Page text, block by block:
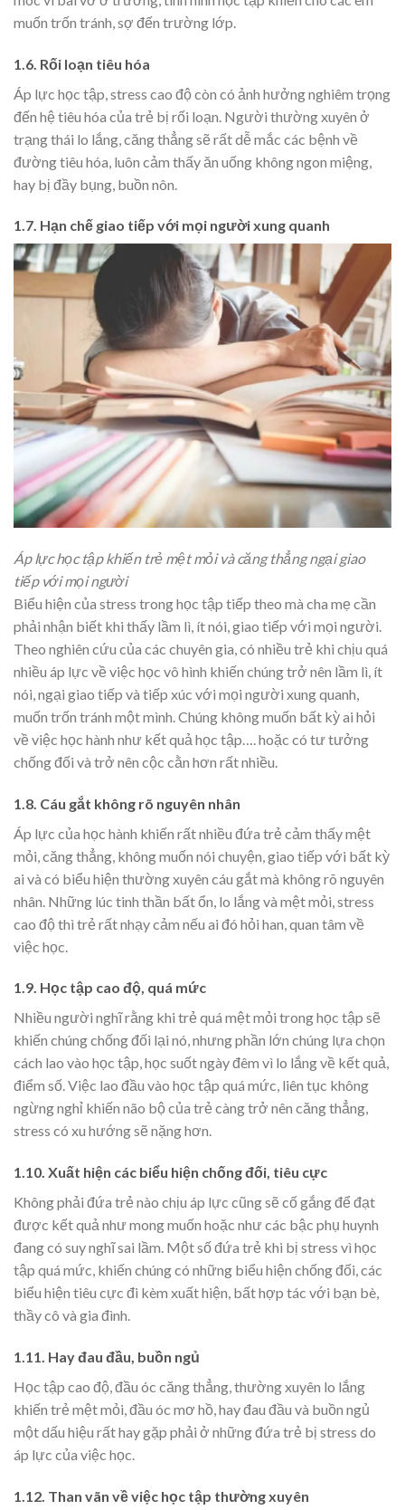
muốn trốn tránh, sợ đến trường lớp.
1.6. Rối loạn tiêu hóa
Áp lực học tập, stress cao độ còn có ảnh hưởng nghiêm trọng
đến hệ tiêu hóa của trẻ bị rối loạn. Người thường xuyên ở
trạng thái lo lắng, căng thẳng sẽ rất dễ mắc các bệnh về
đường tiêu hóa, luôn cảm thấy ăn uống không ngon miệng,
hay bị đầy bụng, buồn nôn.
1.7. Hạn chế giao tiếp với mọi người xung quanh
Áp lực học tập khiến trẻ mệt mỏi và căng thẳng ngại giao
tiếp với mọi người
Biểu hiện của stress trong học tập tiếp theo mà cha mẹ cần
phải nhận biết khi thấy lầm lì, ít nói, giao tiếp với mọi người.
Theo nghiên cứu của các chuyên gia, có nhiều trẻ khi chịu quá
nhiều áp lực về việc học vô hình khiến chúng trở nên lầm lì, ít
nói, ngại giao tiếp và tiếp xúc với mọi người xung quanh,
muốn trốn tránh một mình. Chúng không muốn bất kỳ ai hỏi
về việc học hành như kết quả học tập…. hoặc có tư tưởng
chống đối và trở nên cộc cằn hơn rất nhiều.
1.8. Cáu gắt không rõ nguyên nhân
Áp lực của học hành khiến rất nhiều đứa trẻ cảm thấy mệt
mỏi, căng thẳng, không muốn nói chuyện, giao tiếp với bất kỳ
ai và có biểu hiện thường xuyên cáu gắt mà không rõ nguyên
nhân. Những lúc tinh thần bất ổn, lo lắng và mệt mỏi, stress
cao độ thì trẻ rất nhạy cảm nếu ai đó hỏi han, quan tâm về
việc học.
1.9. Học tập cao độ, quá mức
Nhiều người nghĩ rằng khi trẻ quá mệt mỏi trong học tập sẽ
khiến chúng chống đối lại nó, nhưng phần lớn chúng lựa chọn
cách lao vào học tập, học suốt ngày đêm vì lo lắng về kết quả,
điểm số. Việc lao đầu vào học tập quá mức, liên tục không
ngừng nghỉ khiến não bộ của trẻ càng trở nên căng thẳng,
stress có xu hướng sẽ nặng hơn.
1.10. Xuất hiện các biểu hiện chống đối, tiêu cực
Không phải đứa trẻ nào chịu áp lực cũng sẽ cố gắng để đạt
được kết quả như mong muốn hoặc như các bậc phụ huynh
đang có suy nghĩ sai lầm. Một số đứa trẻ khi bị stress vì học
tập quá mức, khiến chúng có những biểu hiện chống đối, các
biểu hiện tiêu cực đi kèm xuất hiện, bất hợp tác với bạn bè,
thầy cô và gia đình.
1.11. Hay đau đầu, buồn ngủ
Học tập cao độ, đầu óc căng thẳng, thường xuyên lo lắng
khiến trẻ mệt mỏi, đầu óc mơ hồ, hay đau đầu và buồn ngủ
một dấu hiệu rất hay gặp phải ở những đứa trẻ bị stress do
áp lực của việc học.
1.12. Than vãn về việc học tập thường xuyên